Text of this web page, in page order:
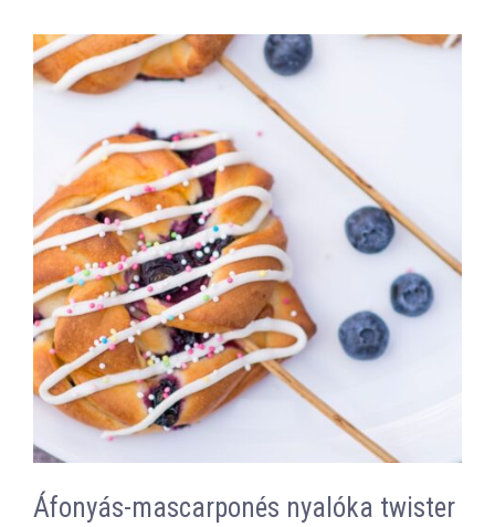
Áfonyás-mascarponés nyalóka twister